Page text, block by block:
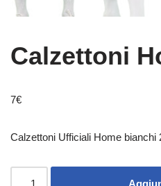
Calzettoni
7€
Calzettoni Ufficiali Home bianchi